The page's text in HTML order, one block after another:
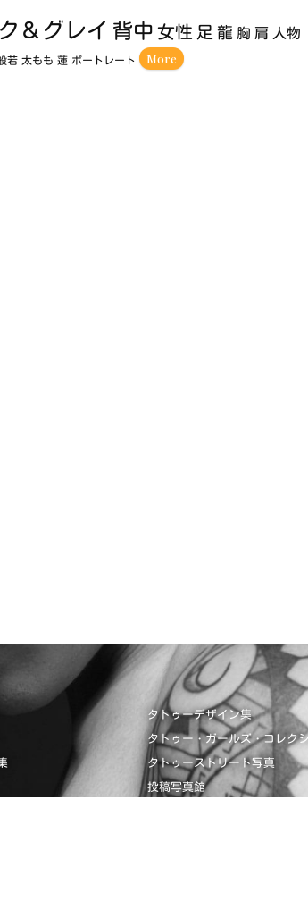
＆グレイ 背中女性 足 龍 胸 肩 人物
若 太もも 蓮 ポートレート More
タトゥーデザイン集
タトゥー・ガールズ・コレク
タトゥーストリート写真
投稿写真館